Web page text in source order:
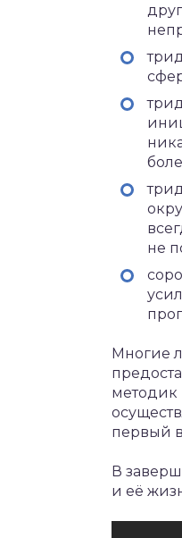
не
Многие
методик
первый
В
и её